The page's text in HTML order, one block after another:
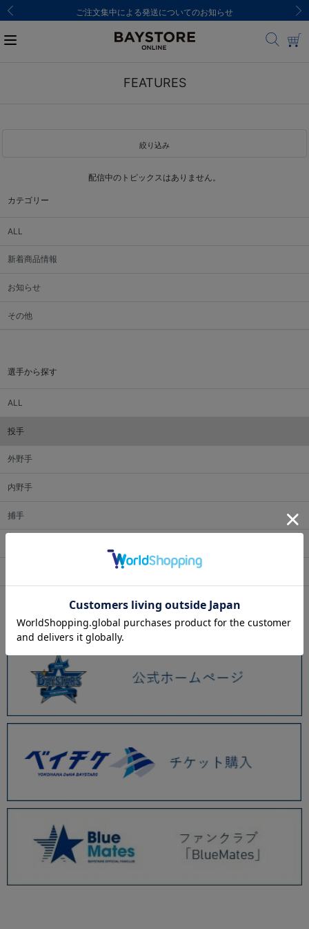
ご注文集中による発送についてのお知らせ
カテゴリー
ALL
新着商品情報
お知らせ
その他
選手から探す
ALL
投手
外野手
内野手
捕手
FEATURES
絞り込み
配信中のトピックスはありません。